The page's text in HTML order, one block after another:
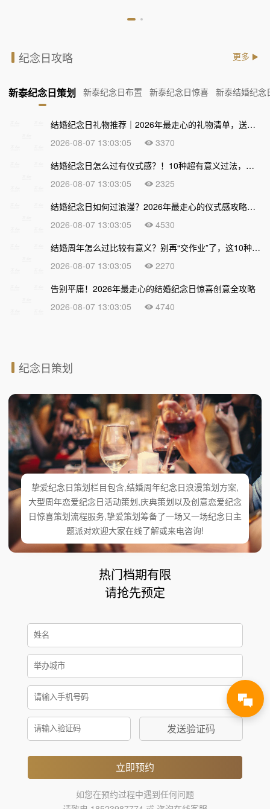
纪念日攻略 更多
新泰纪念日策划 新泰纪念日布置 新泰纪念日惊喜 新泰结婚纪念
结婚纪念日礼物推荐｜2026年最走心的礼物清单，送到心坎上才不算白过！
2026-08-07 13:03:05
3370
结婚纪念日怎么过有仪式感？！10种超有意义过法，让爱情越久越甜
2026-08-07 13:03:05
2325
结婚纪念日如何过浪漫？2026年最走心的仪式感攻略，让爱情越久越甜
2026-08-07 13:03:05
4530
结婚周年怎么过比较有意义？别再“交作业”了，这10种走心过法让爱情越久越浓
2026-08-07 13:03:05
2270
告别平庸！2026年最走心的结婚纪念日惊喜创意全攻略
2026-08-07 13:03:05
4740
纪念日策划
挚爱纪念日策划栏目包含,结婚周年纪念日浪漫策划方案,
大型周年恋爱纪念日活动策划,庆典策划以及创意恋爱纪念
日惊喜策划流程服务,挚爱策划筹备了一场又一场纪念日主
题派对欢迎大家在线了解或来电咨询!
热门档期有限
请抢先预定
发送验证码
立即预约
如您在预约过程中遇到任何问题